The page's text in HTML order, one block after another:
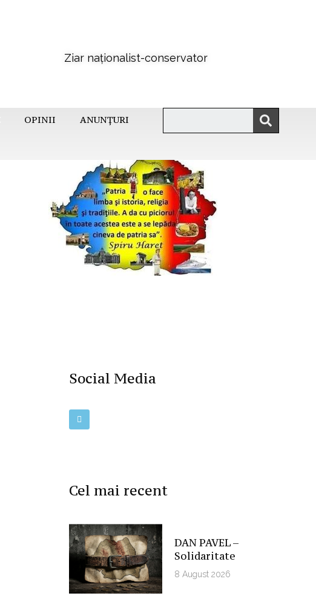
Ziar naționalist-conservator
OPINII ANUNȚURI
Social Media
Cel mai recent
DAN PAVEL –
Solidaritate
8 August 2026